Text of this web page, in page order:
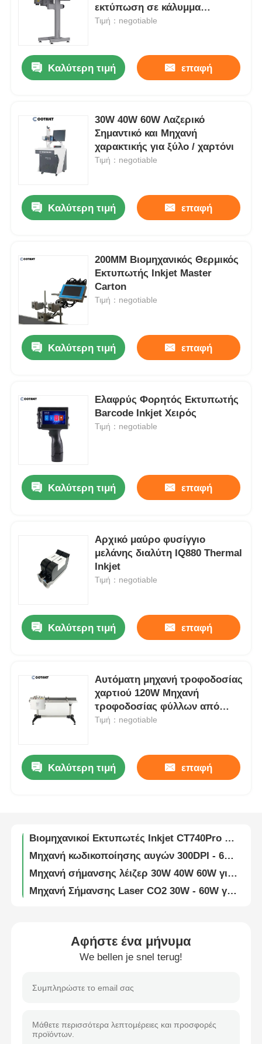
Αρχική Σελίδα
Σχετικά με εμάς
Ποιοτικός έλεγχος
επαφή
Ζητήστε ένα απόσπασμα
φορητό λέιζερ που χαρακτηρίζει τη μηχανή
εκτύπωση σε κάλυμμα
μετάλλου / αλουμινίου
Τιμή：negotiable
Καλύτερη τιμή επαφή
30W 40W 60W Λαζερικό
Σημαντικό και Μηχανή
χαρακτικής για ξύλο / χαρτόνι
Τιμή：negotiable
Καλύτερη τιμή επαφή
200MM Βιομηχανικός Θερμικός
Εκτυπωτής Inkjet Master
Carton
Τιμή：negotiable
Καλύτερη τιμή επαφή
Ελαφρύς Φορητός Εκτυπωτής
Barcode Inkjet Χειρός
Τιμή：negotiable
Καλύτερη τιμή επαφή
Αρχικό μαύρο φυσίγγιο
μελάνης διαλύτη IQ880 Thermal
Inkjet
Τιμή：negotiable
Καλύτερη τιμή επαφή
Αυτόματη μηχανή τροφοδοσίας
χαρτιού 120W Μηχανή
τροφοδοσίας φύλλων από
χαρτόνι
Τιμή：negotiable
Καλύτερη τιμή
επαφή
Βιομηχανικός Θερμικός Εκτυπωτής Inkjet για Σήμανση και Κωδικοποίηση σε Φαρμακευτικά Προϊόντα
Μηχανή σήμανσης βιομηχανικού λέιζερ CO2 με σήμανση ημερομηνίας για μπουκάλι PET
Αφήστε ένα μήνυμα
We bellen je snel terug!